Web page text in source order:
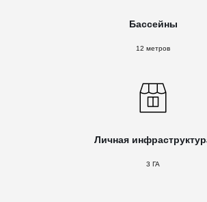
Бассейны
12 метров
Личная
3 ГА